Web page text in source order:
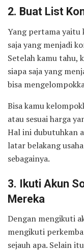
2. Buat List
Yang pertama yaitu
saja yang menjadi
Setelah kamu tahu,
siapa saja yang
bisa
Bisa kamu
atau sesuai harga
Hal ini dubutuhkan
latar belakang
sebagainya.
3. Ikuti Akun
Mereka
Dengan mengikuti
mengikuti
sejauh apa. Selain